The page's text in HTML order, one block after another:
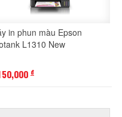
in phun màu Epson
L1310 New
đ